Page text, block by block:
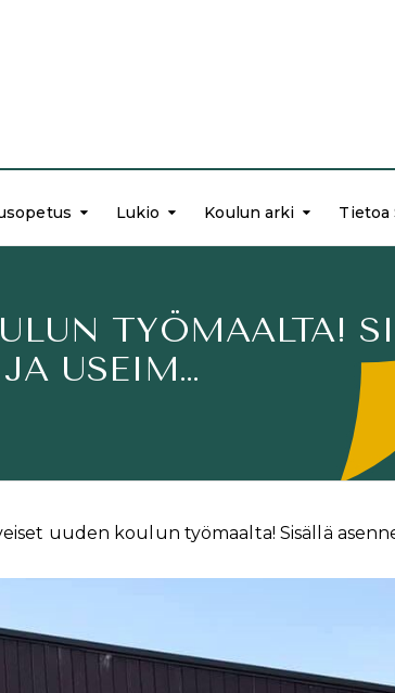
Lukio Koulun arki Tietoa
TYÖMAALTA!
USEIM…
uuden koulun työmaalta! Sisällä